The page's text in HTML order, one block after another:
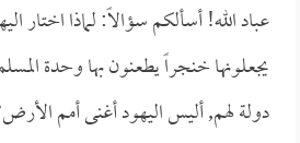
عباد الله! أسألكم سؤالاً: لماذا اختار
يجعلونها خنجراً يطعنون بها وحدة
دولة لهم, أليس اليهود أغنى أمم